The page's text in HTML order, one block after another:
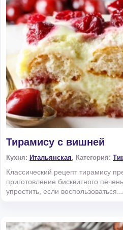
Тирамису с вишней
Кухня: Итальянская, Категория:
Классический рецепт тирамису
приготовление бисквитного
упростить, если воспользоваться...